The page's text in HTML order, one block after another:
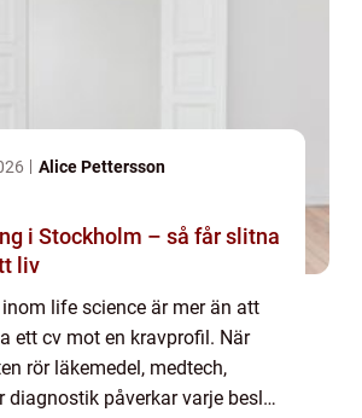
Alice Pettersson
i Stockholm – så får slitna
liv
life science är mer än att
ett cv mot en kravprofil. När
rör läkemedel, medtech,
diagnostik påverkar varje beslut